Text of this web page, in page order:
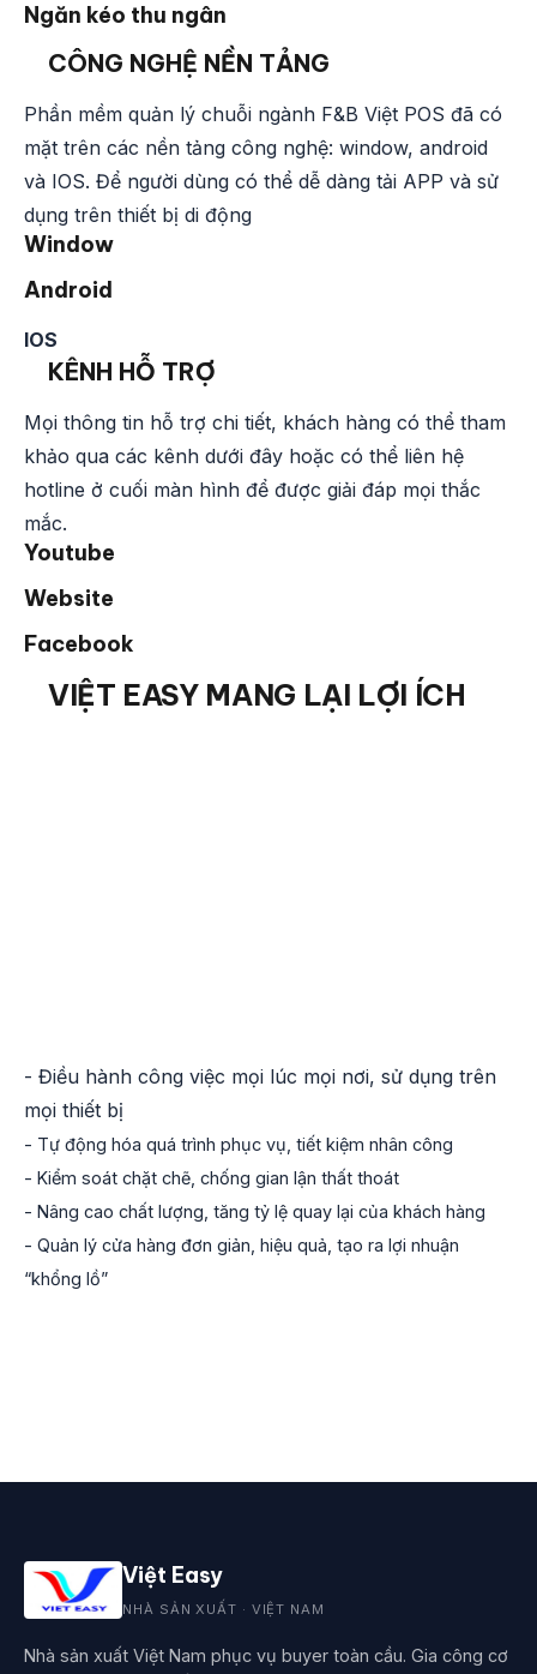
Ngăn kéo thu ngân
CÔNG NGHỆ NỀN TẢNG
Phần mềm quản lý chuỗi ngành F&B Việt POS đã có
mặt trên các nền tảng công nghệ: window, android
và IOS. Để người dùng có thể dễ dàng tải APP và sử
dụng trên thiết bị di động
Window
Android
IOS
KÊNH HỖ TRỢ
Mọi thông tin hỗ trợ chi tiết, khách hàng có thể tham
khảo qua các kênh dưới đây hoặc có thể liên hệ
hotline ở cuối màn hình để được giải đáp mọi thắc
mắc.
Youtube
Website
Facebook
VIỆT EASY MANG LẠI LỢI ÍCH
- Điều hành công việc mọi lúc mọi nơi, sử dụng trên
mọi thiết bị
- Tự động hóa quá trình phục vụ, tiết kiệm nhân công
- Kiểm soát chặt chẽ, chống gian lận thất thoát
- Nâng cao chất lượng, tăng tỷ lệ quay lại của khách hàng
- Quản lý cửa hàng đơn giản, hiệu quả, tạo ra lợi nhuận
“khổng lồ”
Việt Easy
NHÀ SẢN XUẤT · VIỆT NAM
Nhà sản xuất Việt Nam phục vụ buyer toàn cầu. Gia công cơ